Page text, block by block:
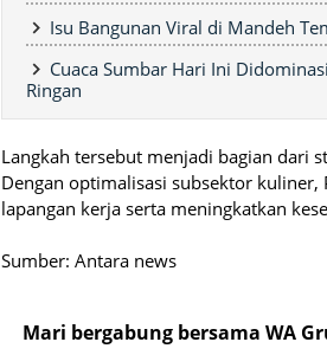
Isu Bangunan Viral di Mandeh
Cuaca Sumbar Hari Ini
Ringan
Langkah tersebut menjadi bagian dari
Dengan optimalisasi subsektor
lapangan kerja serta meningkatkan
Sumber: Antara news
Mari bergabung bersama WA